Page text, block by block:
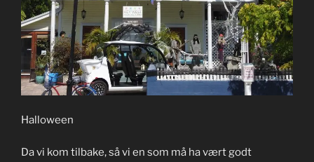
Halloween
Da vi kom tilbake, så vi en som må ha vært godt